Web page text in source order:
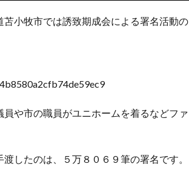
小牧市では誘致期成会による署名活動の
や市の職員がユニホームを着るなどファ
したのは、５万８０６９筆の署名です。